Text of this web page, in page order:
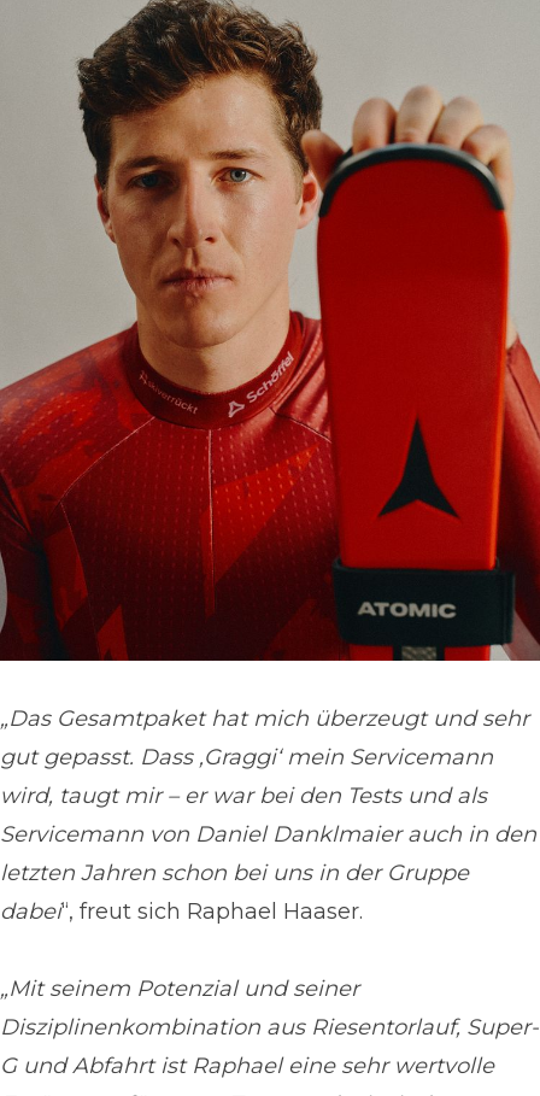
„Das Gesamtpaket hat mich überzeugt und sehr
gut gepasst. Dass ‚Graggi‘ mein Servicemann
wird, taugt mir – er war bei den Tests und als
Servicemann von Daniel Danklmaier auch in den
letzten Jahren schon bei uns in der Gruppe
dabei“, freut sich Raphael Haaser.
„Mit seinem Potenzial und seiner
Disziplinenkombination aus Riesentorlauf, Super-
G und Abfahrt ist Raphael eine sehr wertvolle